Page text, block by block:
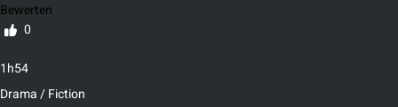
Bewerten
0
1h54
Drama / Fiction